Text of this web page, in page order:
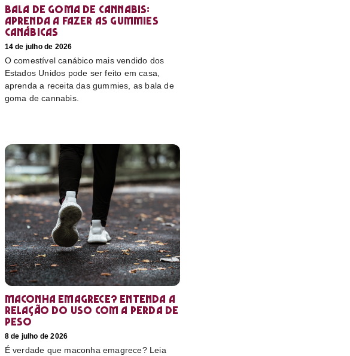
Bala de goma de cannabis:
aprenda a fazer as gummies
canábicas
14 de julho de 2026
O comestível canábico mais vendido dos
Estados Unidos pode ser feito em casa,
aprenda a receita das gummies, as bala de
goma de cannabis.
Maconha emagrece? Entenda a
relação do uso com a perda de
peso
8 de julho de 2026
É verdade que maconha emagrece? Leia